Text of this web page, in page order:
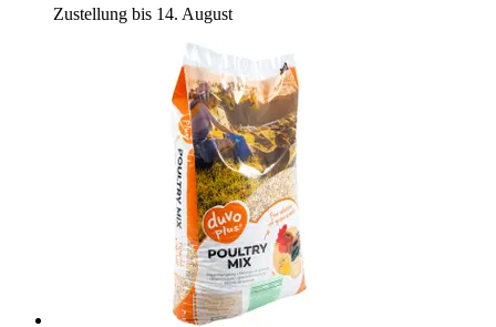
Zustellung bis 14. August